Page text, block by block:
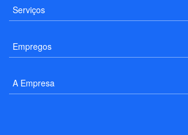
Serviços
Empregos
A Empresa